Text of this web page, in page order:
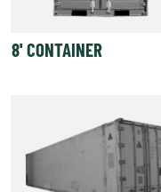
8' CONTAINER